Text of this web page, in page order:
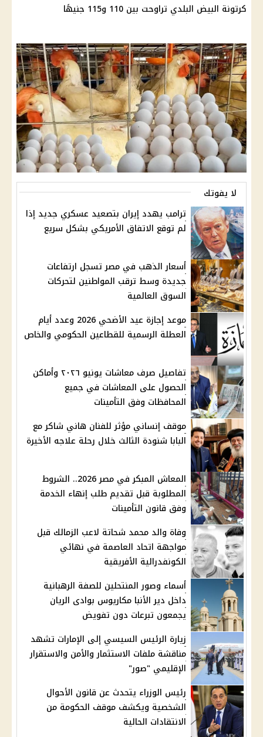
كرتونة البيض البلدي تراوحت بين 110 و115 جنيهًا
لا يفوتك
ترامب يهدد إيران بتصعيد عسكري جديد إذا
لم توقع الاتفاق الأمريكي بشكل سريع
أسعار الذهب في مصر تسجل ارتفاعات
جديدة وسط ترقب المواطنين لتحركات
السوق العالمية
موعد إجازة عيد الأضحي 2026 وعدد أيام
العطلة الرسمية للقطاعين الحكومي والخاص
تفاصيل صرف معاشات يونيو ٢٠٢٦ وأماكن
الحصول على المعاشات في جميع
المحافظات وفق التأمينات
موقف إنساني مؤثر للفنان هاني شاكر مع
البابا شنودة الثالث خلال رحلة علاجه الأخيرة
المعاش المبكر في مصر 2026.. الشروط
المطلوبة قبل تقديم طلب إنهاء الخدمة
وفق قانون التأمينات
وفاة والد محمد شحاتة لاعب الزمالك قبل
مواجهة اتحاد العاصمة في نهائي
الكونفدرالية الأفريقية
أسماء وصور المنتحلين للصفة الرهبانية
داخل دير الأنبا مكاريوس بوادى الريان
يجمعون تبرعات دون تفويض
زيارة الرئيس السيسي إلى الإمارات تشهد
مناقشة ملفات الاستثمار والأمن والاستقرار
الإقليمي "صور"
رئيس الوزراء يتحدث عن قانون الأحوال
الشخصية ويكشف موقف الحكومة من
الانتقادات الحالية